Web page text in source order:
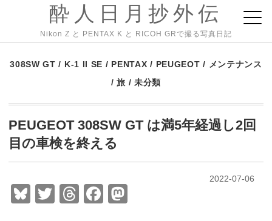
酔人日月抄外伝
Nikon Z と PENTAX K と RICOH GRで撮る写真日記
308SW GT / K-1 II SE / PENTAX / PEUGEOT / メンテナンス
/旅 /未分類
PEUGEOT 308SW GT は満5年経過し2回
目の車検を終える
2022-07-06
Bl
T
T
F